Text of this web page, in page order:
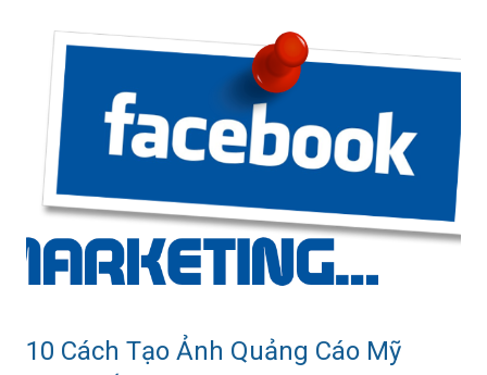
10 Cách Tạo Ảnh Quảng Cáo Mỹ